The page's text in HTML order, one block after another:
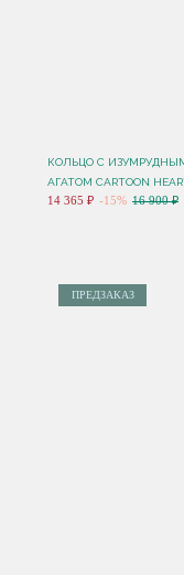
КОЛЬЦО C
АГАТОМ CARTOON
14 365 ₽ -15% 16 900 ₽
ПРЕДЗАКАЗ